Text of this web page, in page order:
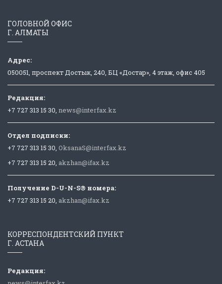
ГОЛОВНОЙ ОФИС
Г. АЛМАТЫ
Адрес:
050051, проспект Достык, 240, БЦ «Достар», 4 этаж, офис 405
Редакция:
+7 727 313 15 30, news@interfax.kz
Отдел подписки:
+7 727 313 15 30, OksanaS@interfax.kz
+7 727 313 15 20, akzhan@ifax.kz
Получение D-U-N-S® номера:
+7 727 313 15 20, akzhan@ifax.kz
КОРРЕСПОНДЕНТСКИЙ ПУНКТ
Г. АСТАНА
Редакция: